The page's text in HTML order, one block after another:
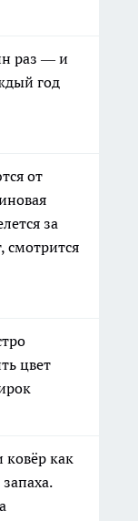
раз — и
год
от
за
смотрится
цвет
как